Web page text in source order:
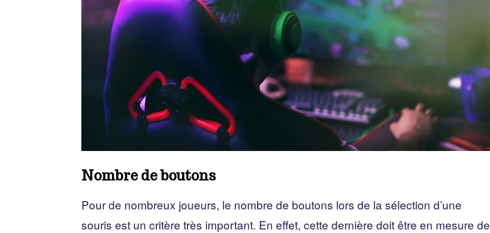
Nombre de boutons
Pour de nombreux joueurs, le nombre de boutons lors de la sélection d’une
souris est un critère très important. En effet, cette dernière doit être en mesure de